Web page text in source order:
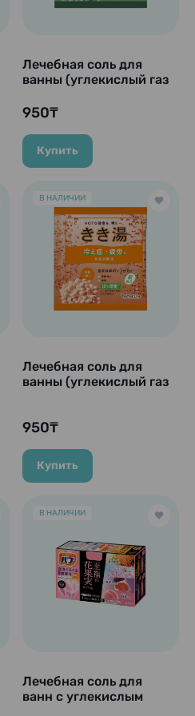
Лечебная соль для
ванны (углекислый газ
"Kikiyu Magnesium
30 гр.
950₸
Купить
В НАЛИЧИИ
Лечебная соль для
ванны (углекислый газ
Hot Spring", 30 гр
950₸
Купить
В НАЛИЧИИ
Лечебная соль для
ванн с углекислым